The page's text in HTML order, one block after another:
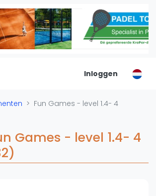
Gids
Inloggen
Fun Games - level 1.4- 4
Games - level 1.4- 4